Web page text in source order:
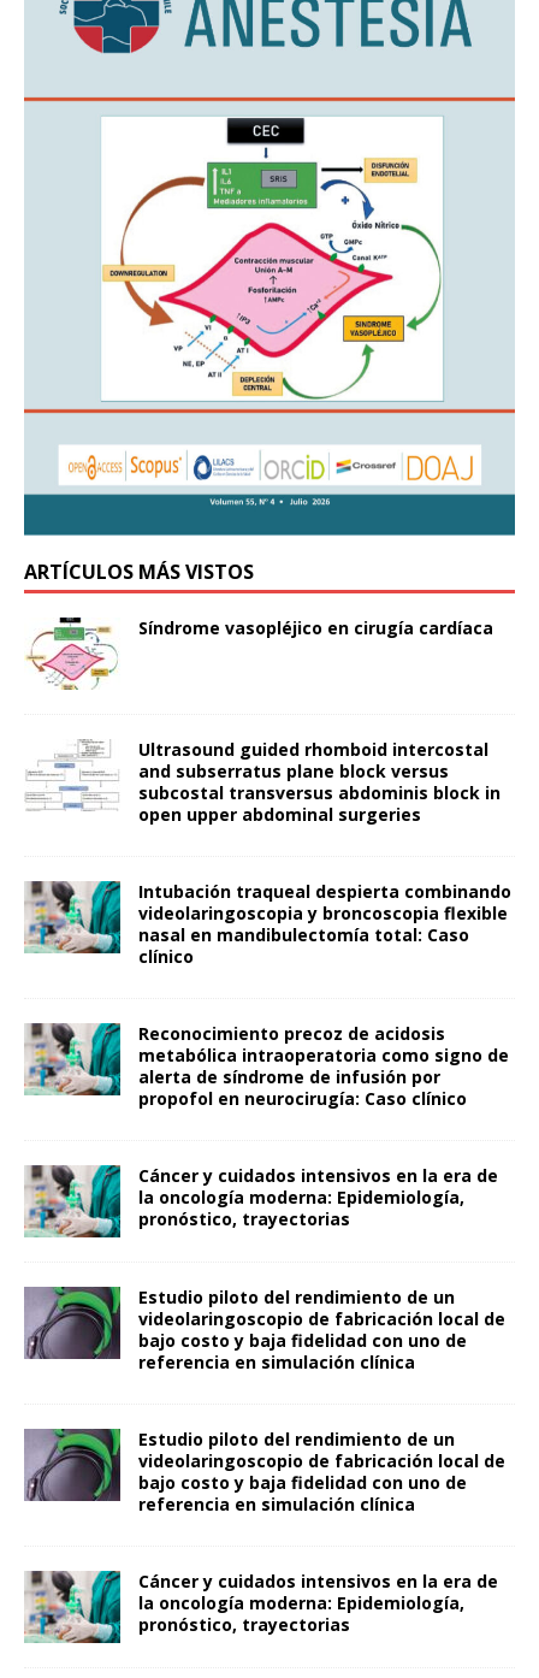
ARTÍCULOS MÁS VISTOS
Síndrome vasopléjico en cirugía cardíaca
Ultrasound guided rhomboid intercostal
and subserratus plane block versus
subcostal transversus abdominis block in
open upper abdominal surgeries
Intubación traqueal despierta combinando
videolaringoscopia y broncoscopia flexible
nasal en mandibulectomía total: Caso
clínico
Reconocimiento precoz de acidosis
metabólica intraoperatoria como signo de
alerta de síndrome de infusión por
propofol en neurocirugía: Caso clínico
Cáncer y cuidados intensivos en la era de
la oncología moderna: Epidemiología,
pronóstico, trayectorias
Estudio piloto del rendimiento de un
videolaringoscopio de fabricación local de
bajo costo y baja fidelidad con uno de
referencia en simulación clínica
Estudio piloto del rendimiento de un
videolaringoscopio de fabricación local de
bajo costo y baja fidelidad con uno de
referencia en simulación clínica
Cáncer y cuidados intensivos en la era de
la oncología moderna: Epidemiología,
pronóstico, trayectorias